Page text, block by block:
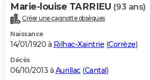
Marie-louise TARRIEU (93 ans)
Créer une cagnotte obsèques
Naissance
14/01/1920 à Rilhac-Xaintrie (Corrèze)
Décès
06/10/2013 à Aurillac(Cantal)